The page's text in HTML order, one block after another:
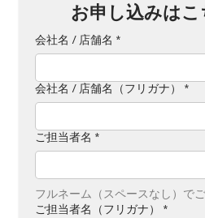
お申し込みはこ
会社名 / 店舗名 *
会社名 / 店舗名（フリガナ） *
ご担当者名 *
フルネーム（スペースなし）で
ご担当者名（フリガナ） *